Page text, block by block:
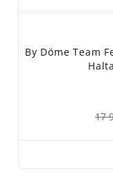
By Döme Team
17